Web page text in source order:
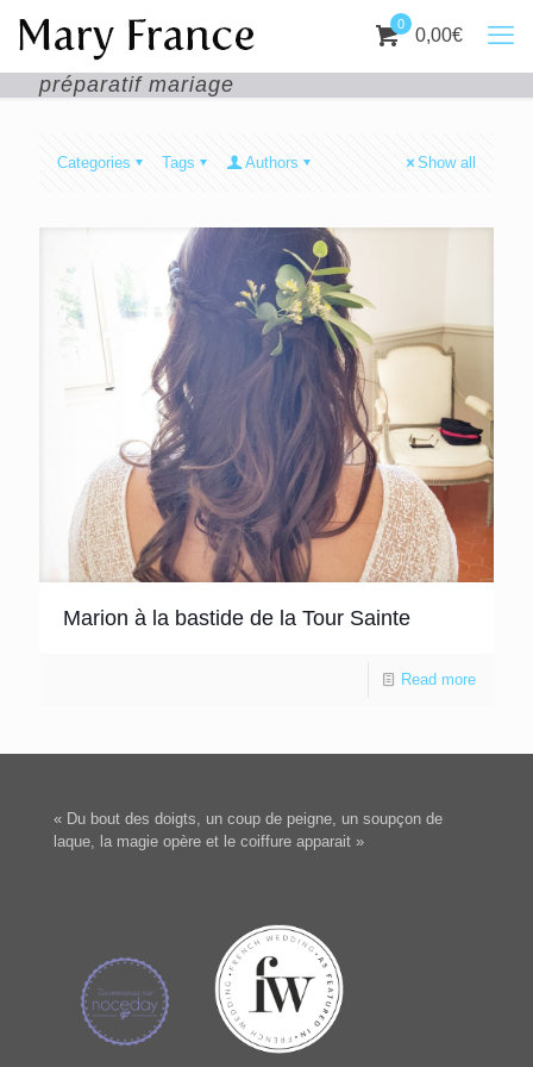
0
0,00€
préparatif mariage
Categories Tags Authors Show all
Marion à la bastide de la Tour Sainte
Read more
« Du bout des doigts, un coup de peigne, un soupçon de
laque, la magie opère et le coiffure apparait »